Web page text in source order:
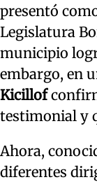
presentó
Legislatura
municipio
embargo, en
Kicillof
testimonial y
Ahora,
diferentes